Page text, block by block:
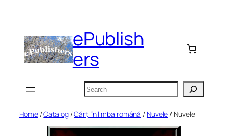
content
ePublish
ers
Search
Home/Catalog/Cărți în limba română / Nuvele / Nuvele